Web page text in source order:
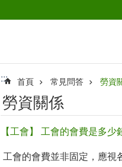
::: 首頁 常見問答 勞資
勞資關係
【工會】 工會的會費是多少
工會的會費並非固定，應視